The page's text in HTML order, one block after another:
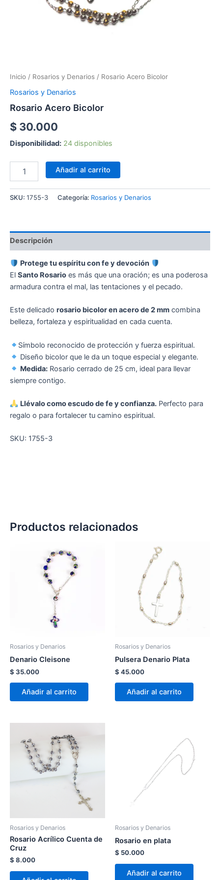
Inicio / Rosarios y Denarios / Rosario Acero Bicolor
Rosarios y Denarios
Rosario Acero Bicolor
$ 30.000
Disponibilidad: 24 disponibles
Añadir al carrito
SKU: 1755-3 Categoría: Rosarios y Denarios
Descripción
Protege tu espíritu con fe y devoción
El Santo Rosario es más que una oración; es una poderosa
armadura contra el mal, las tentaciones y el pecado.
Este delicado rosario bicolor en acero de 2 mm combina
belleza, fortaleza y espiritualidad en cada cuenta.
Símbolo reconocido de protección y fuerza espiritual.
Diseño bicolor que le da un toque especial y elegante.
Medida:Rosario cerrado de 25 cm, ideal para llevar
siempre contigo.
Llévalo como escudo de fe y confianza.Perfecto para
regalo o para fortalecer tu camino espiritual.
SKU: 1755-3
Productos relacionados
Rosarios y Denarios
Denario Cleisone
$ 35.000
Añadir al carrito
Rosarios y Denarios
Pulsera Denario Plata
$ 45.000
Añadir al carrito
Rosarios y Denarios
Rosario Acrílico Cuenta de
Cruz
$ 8.000
Rosarios y Denarios
Rosario en plata
$ 50.000
Añadir al carrito